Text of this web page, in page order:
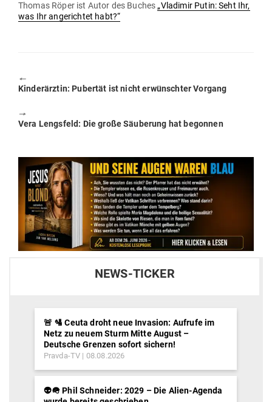
Thomas Röper ist Autor des Buches „Vla­dimir Putin: Seht Ihr,
was Ihr ange­richtet habt?“
🠔
Previous
Kin­der­ärztin: Pubertät ist nicht erwünschter Vorgang
🠖
Next
Vera Lengsfeld: Die große Säu­berung hat begonnen
NEWS-TICKER
🚨 🛂 Ceuta droht neue Invasion: Aufrufe im
Netz zu neuem Sturm Mitte August –
Deutsche Grenzen sofort sichern!
Pravda-TV 08.08.2026
👽🪖 Phil Schneider: 2029 – Die Alien-Agenda